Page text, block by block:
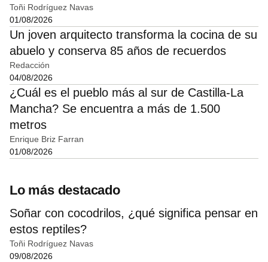
Toñi Rodríguez Navas
01/08/2026
Un joven arquitecto transforma la cocina de su
abuelo y conserva 85 años de recuerdos
Redacción
04/08/2026
¿Cuál es el pueblo más al sur de Castilla-La
Mancha? Se encuentra a más de 1.500
metros
Enrique Briz Farran
01/08/2026
Lo más destacado
Soñar con cocodrilos, ¿qué significa pensar en
estos reptiles?
Toñi Rodríguez Navas
09/08/2026